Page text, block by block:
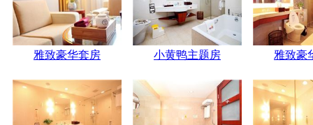
雅致豪华套房 小黄鸭主题房 雅致豪